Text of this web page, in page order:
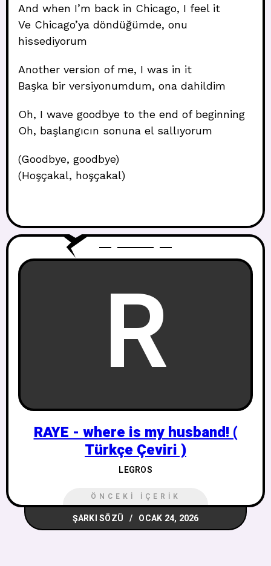
And when I’m back in Chicago, I feel it
Ve Chicago’ya döndüğümde, onu
hissediyorum
Another version of me, I was in it
Başka bir versiyonumdum, ona dahildim
Oh, I wave goodbye to the end of beginning
Oh, başlangıcın sonuna el sallıyorum
(Goodbye, goodbye)
(Hoşçakal, hoşçakal)
R
RAYE - where is my husband! (
Türkçe Çeviri )
LEGROS
ÖNCEKI İÇERIK
ŞARKI SÖZÜ OCAK 24, 2026